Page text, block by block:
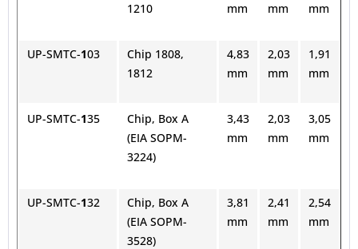
1210
mm
mm
mm
UP-SMTC-103
Chip 1808,
1812
4,83
mm
2,03
mm
1,91
mm
UP-SMTC-135
Chip, Box A
(EIA SOPM-
3224)
3,43
mm
2,03
mm
3,05
mm
UP-SMTC-132
Chip, Box A
(EIA SOPM-
3528)
3,81
mm
2,41
mm
2,54
mm